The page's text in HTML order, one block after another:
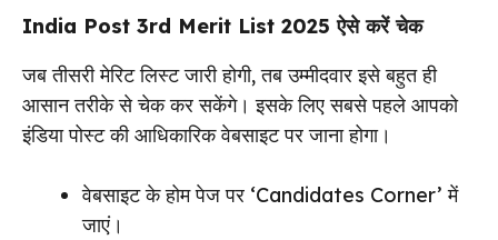
India Post 3rd Merit List 2025 ऐसे करें चेक
जब तीसरी मेरिट लिस्ट जारी होगी, तब उम्मीदवार इसे बहुत ही
आसान तरीके से चेक कर सकेंगे। इसके लिए सबसे पहले आपको
इंडिया पोस्ट की आधिकारिक वेबसाइट पर जाना होगा।
वेबसाइट के होम पेज पर ‘Candidates Corner’ में
जाएं।